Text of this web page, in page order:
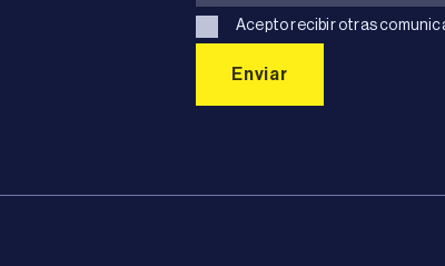
Acepto recibir otras